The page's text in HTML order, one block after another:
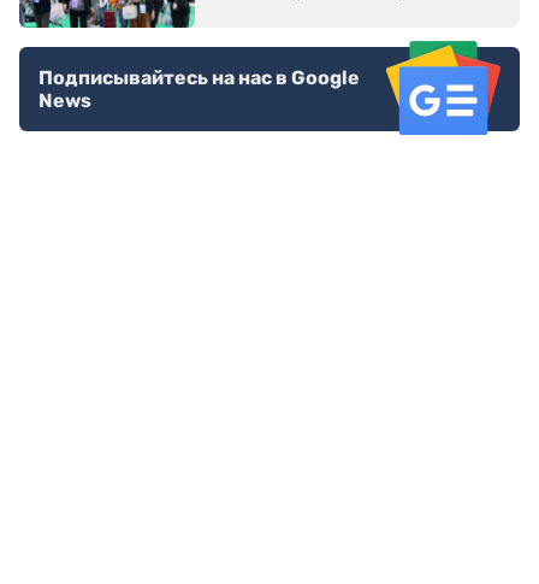
Подписывайтесь на нас в Google
News